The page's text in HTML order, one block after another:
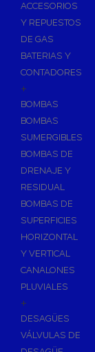
ACCESORIOS
Y REPUESTOS
DE GAS
BATERIAS Y
CONTADORES
+
BOMBAS
BOMBAS
SUMERGIBLES
BOMBAS DE
DRENAJE Y
RESIDUAL
BOMBAS DE
SUPERFICIES
HORIZONTAL
Y VERTICAL
CANALONES
PLUVIALES
+
DESAGÜES
VÁLVULAS DE